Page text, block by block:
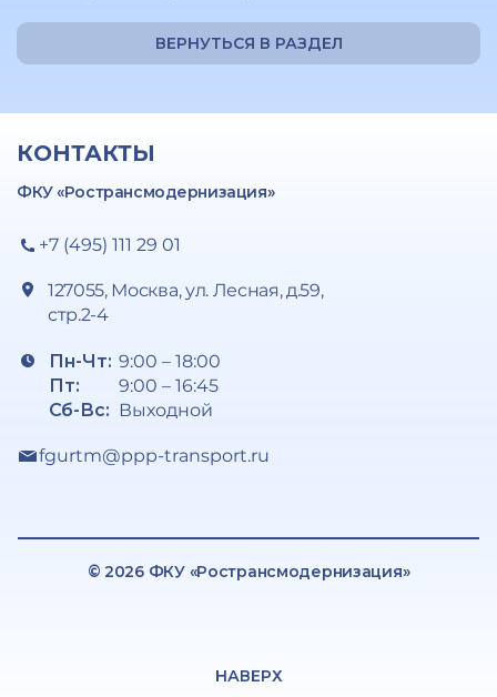
ВЕРНУТЬСЯ В РАЗДЕЛ
КОНТАКТЫ
ФКУ «Ространсмодернизация»
+7 (495) 111 29 01
127055, Москва, ул. Лесная, д.59,
стр.2-4
Пн-Чт:
Пт:
Сб-Вс:
9:00 – 18:00
9:00 – 16:45
Выходной
fgurtm@ppp-transport.ru
© 2026 ФКУ «Ространсмодернизация»
НАВЕРХ